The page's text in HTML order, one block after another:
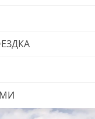
бронирование